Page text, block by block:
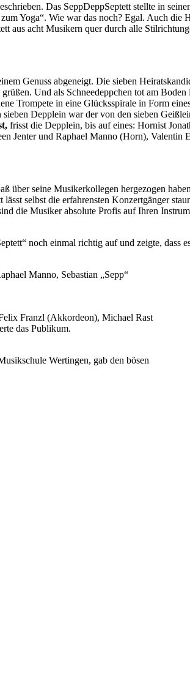
Das SeppDeppSeptett stellte in
Yoga“. Wie war das noch? Egal. Auch
aus acht Musikern quer durch alle
Genuss abgeneigt. Die sieben
Und als Schneedeppchen tot am
Trompete in eine Glücksspirale in Form
Depplein war der von den sieben
frisst die Depplein, bis auf eines: Hornist
Jenter und Raphael Manno (Horn),
seine Musikerkollegen hergezogen
selbst die erfahrensten Konzertgänger
die Musiker absolute Profis auf Ihren
noch einmal richtig auf und zeigte, dass
Manno, Sebastian „Sepp“
Franzl (Akkordeon), Michael Rast
das Publikum.
Wertingen, gab den bösen